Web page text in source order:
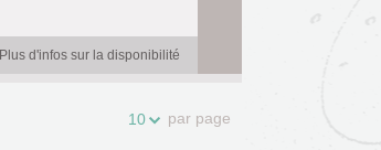
Plus d'infos sur la disponibilité
10 par page